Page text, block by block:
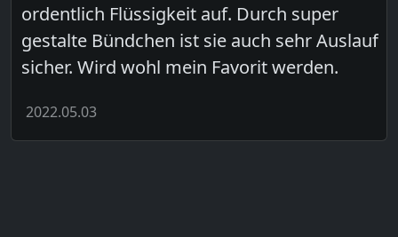
ordentlich Flüssigkeit auf. Durch super
gestalte Bündchen ist sie auch sehr Auslauf
sicher. Wird wohl mein Favorit werden.
2022.05.03